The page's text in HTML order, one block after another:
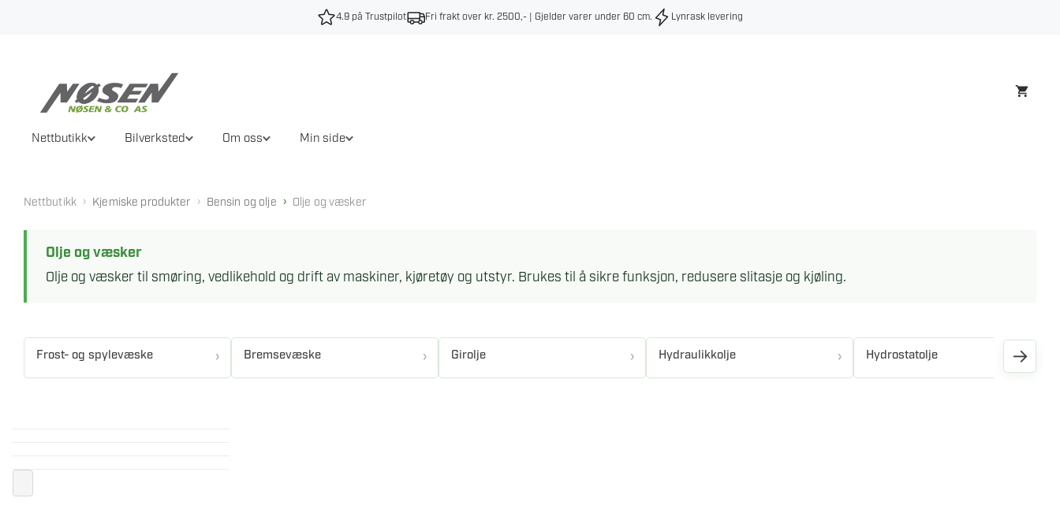
4.9 på Trustpilot Fri frakt over kr. 2500,- | Gjelder varer under 60 cm. Lynrask levering
Nettbutikk Bilverksted Om oss Min side
Nettbutikk › Kjemiske produkter › Bensin og olje › Olje og væsker
Olje og væsker
Olje og væsker til smøring, vedlikehold og drift av maskiner, kjøretøy og utstyr. Brukes til å sikre funksjon, redusere slitasje og kjøling.
Frost- og spylevæske Bremsevæske Girolje Hydraulikkolje Hydrostatolje →